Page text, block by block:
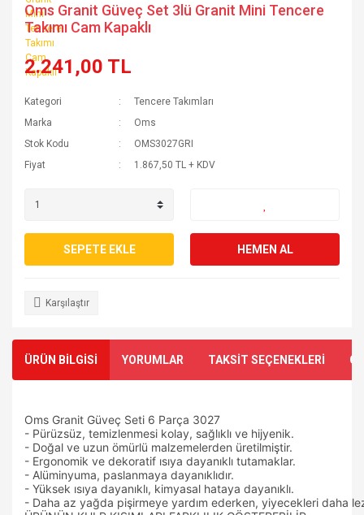
Oms Granit Güveç Set 3lü Granit Mini Tencere
Takımı Cam Kapaklı
2.241,00 TL
Kategori
Tencere Takımları
Marka
Oms
Stok Kodu
OMS3027GRI
Fiyat
1.867,50 TL + KDV
SEPETE EKLE HEMEN AL
Karşılaştır
ÜRÜN BİLGİSİ YORUMLAR TAKSİT SEÇENEKLERİ
Oms Granit Güveç Seti 6 Parça 3027
- Pürüzsüz, temizlenmesi kolay, sağlıklı ve hijyenik.
- Doğal ve uzun ömürlü malzemelerden üretilmiştir.
- Ergonomik ve dekoratif ısıya dayanıklı tutamaklar.
- Alüminyuma, paslanmaya dayanıklıdır.
- Yüksek ısıya dayanıklı, kimyasal hataya dayanıklı.
- Daha az yağda pişirmeye yardım ederken, yiyecekleri daha